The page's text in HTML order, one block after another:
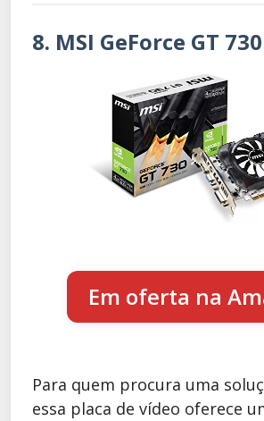
8. MSI GeForce GT 730
Em oferta na
Para quem procura uma
essa placa de vídeo oferece